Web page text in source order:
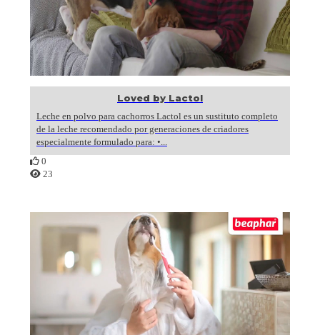
Loved by Lactol
Leche en polvo para cachorros Lactol es un sustituto completo
de la leche recomendado por generaciones de criadores
especialmente formulado para: •...
0
23